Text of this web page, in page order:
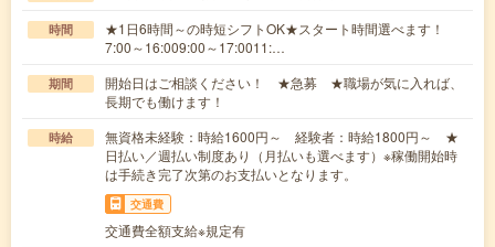
時間
★1日6時間～の時短シフトOK★スタート時間選べます！
7:00～16:009:00～17:0011:…
期間
開始日はご相談ください！ ★急募 ★職場が気に入れば、
長期でも働けます！
時給
無資格未経験：時給1600円～ 経験者：時給1800円～ ★
日払い／週払い制度あり（月払いも選べます）※稼働開始時
は手続き完了次第のお支払いとなります。
交通費
交通費全額支給※規定有